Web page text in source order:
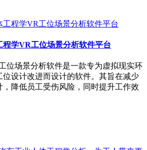
程学VR工位场景分析软件平台
位场景分析软件是一款专为虚拟现实环
位设计改进而设计的软件。其旨在减少
，降低员工受伤风险，同时提升工作效